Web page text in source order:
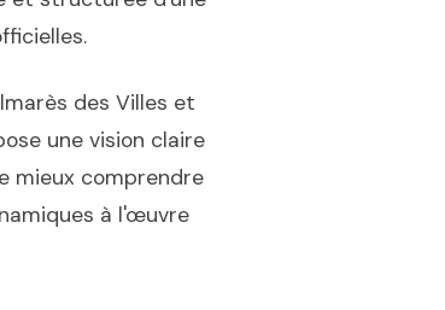
des Villes et
une vision claire
mieux comprendre
à l'œuvre